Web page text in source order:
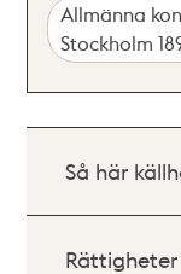
Allmänna
Stockholm
Så här
Rättigheter